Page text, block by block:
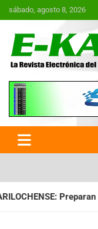
Saltar
al
sábado, agosto 8, 2026
E-
Argentina
a puro espectáculo